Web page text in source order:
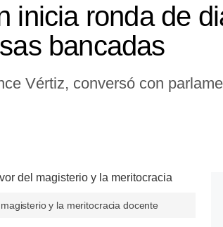
inicia ronda de
bancadas
Vértiz, conversó con
y la meritocracia docente